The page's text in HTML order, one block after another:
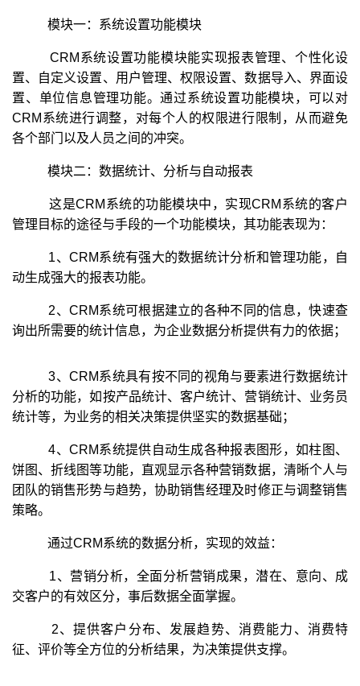
模块一：系统设置功能模块
CRM系统设置功能模块能实现报表管理、个性化设
置、自定义设置、用户管理、权限设置、数据导入、界面设
置、单位信息管理功能。通过系统设置功能模块，可以对
CRM系统进行调整，对每个人的权限进行限制，从而避免
各个部门以及人员之间的冲突。
模块二：数据统计、分析与自动报表
这是CRM系统的功能模块中，实现CRM系统的客户
管理目标的途径与手段的一个功能模块，其功能表现为：
1、CRM系统有强大的数据统计分析和管理功能，自
动生成强大的报表功能。
2、CRM系统可根据建立的各种不同的信息，快速查
询出所需要的统计信息，为企业数据分析提供有力的依据；
3、CRM系统具有按不同的视角与要素进行数据统计
分析的功能，如按产品统计、客户统计、营销统计、业务员
统计等，为业务的相关决策提供坚实的数据基础；
4、CRM系统提供自动生成各种报表图形，如柱图、
饼图、折线图等功能，直观显示各种营销数据，清晰个人与
团队的销售形势与趋势，协助销售经理及时修正与调整销售
策略。
通过CRM系统的数据分析，实现的效益：
1、营销分析，全面分析营销成果，潜在、意向、成
交客户的有效区分，事后数据全面掌握。
2、提供客户分布、发展趋势、消费能力、消费特
征、评价等全方位的分析结果，为决策提供支撑。